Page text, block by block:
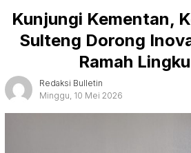
Kunjungi Kementan,
Sulteng Dorong
Ramah
Redaksi Bulletin
Minggu, 10 Mei 2026